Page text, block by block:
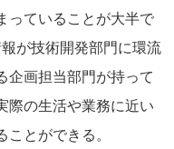
っていることが大半で
が技術開発部門に環流
企画担当部門が持って
際の生活や業務に近い
とができる。